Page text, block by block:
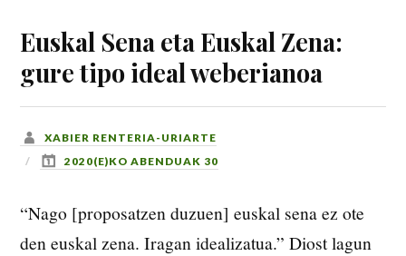
Euskal Sena eta Euskal Zena:
gure tipo ideal weberianoa
XABIER RENTERIA-URIARTE
2020(E)KO ABENDUAK 30
“Nago [proposatzen duzuen] euskal sena ez ote
den euskal zena. Iragan idealizatua.” Diost lagun